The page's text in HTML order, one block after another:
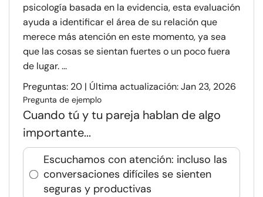
psicología basada en la evidencia, esta evaluación
ayuda a identificar el área de su relación que
merece más atención en este momento, ya sea
que las cosas se sientan fuertes o un poco fuera
de lugar. ...
Preguntas: 20 | Última actualización: Jan 23, 2026
Pregunta de ejemplo
Cuando tú y tu pareja hablan de algo
importante...
Escuchamos con atención: incluso las
conversaciones difíciles se sienten
seguras y productivas